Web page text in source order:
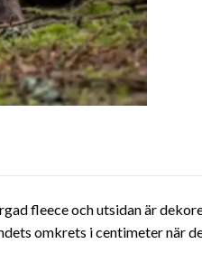
fleece och utsidan är
omkrets i centimeter när